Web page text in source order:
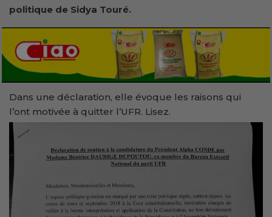
politique de Sidya Touré.
Dans une déclaration, elle évoque les raisons qui
l’ont motivée à quitter l’UFR. Lisez.